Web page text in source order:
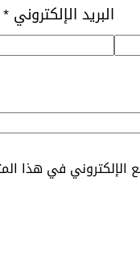
البريد الإلكتروني *
الإلكتروني في هذا